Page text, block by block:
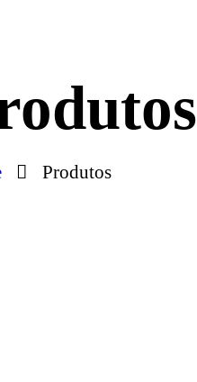
Produtos